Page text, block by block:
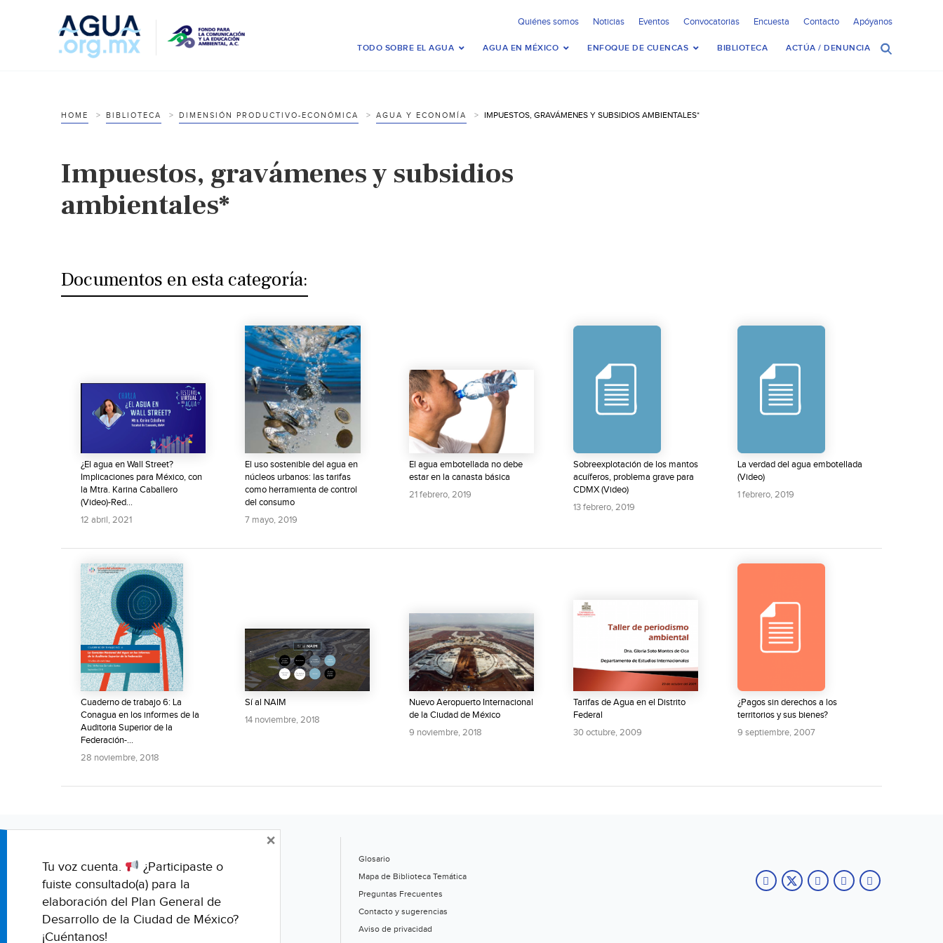
Quiénes somos Noticias Eventos Convocatorias Encuesta Contacto Apóyanos
TODO SOBRE EL AGUA AGUA EN MÉXICO ENFOQUE DE CUENCAS BIBLIOTECA ACTÚA / DENUNCIA
HOME BIBLIOTECA DIMENSIÓN PRODUCTIVO-ECONÓMICA AGUA Y ECONOMÍA IMPUESTOS, GRAVÁMENES Y SUBSIDIOS AMBIENTALES*
Impuestos, gravámenes y subsidios
ambientales*
Documentos en esta categoría:
¿El agua en Wall Street?
Implicaciones para México, con
la Mtra. Karina Caballero
(Video)-Red...
12 abril, 2021
El uso sostenible del agua en
núcleos urbanos: las tarifas
como herramienta de control
del consumo
7 mayo, 2019
El agua embotellada no debe
estar en la canasta básica
21 febrero, 2019
Sobreexplotación de los mantos
acuíferos, problema grave para
CDMX (Video)
13 febrero, 2019
La verdad del agua embotellada
(Video)
1 febrero, 2019
Cuaderno de trabajo 6: La
Conagua en los informes de la
Auditoria Superior de la
Federación-...
28 noviembre, 2018
Sí al NAIM
14 noviembre, 2018
Nuevo Aeropuerto Internacional
de la Ciudad de México
9 noviembre, 2018
Tarifas de Agua en el Distrito
Federal
30 octubre, 2009
¿Pagos sin derechos a los
territorios y sus bienes?
9 septiembre, 2007
Glosario
Mapa de Biblioteca Temática
Preguntas Frecuentes
Contacto y sugerencias
Aviso de privacidad
Tu voz cuenta.
¿Participaste o
fuiste consultado(a) para la
elaboración del Plan General de
Desarrollo de la Ciudad de México?
¡Cuéntanos!
×